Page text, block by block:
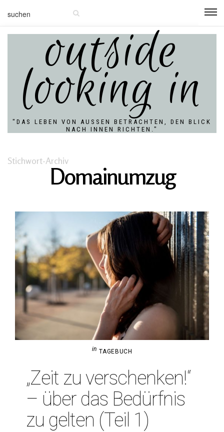
outside
looking in
"DAS LEBEN VON AUSSEN BETRACHTEN, DEN BLICK N
ACH INNEN RICHTEN."
Stichwort-Archiv
Domainumzug
in TAGEBUCH
„Zeit zu ver­schenken!“
– über das Bedürfnis
zu gelten (Teil 1)